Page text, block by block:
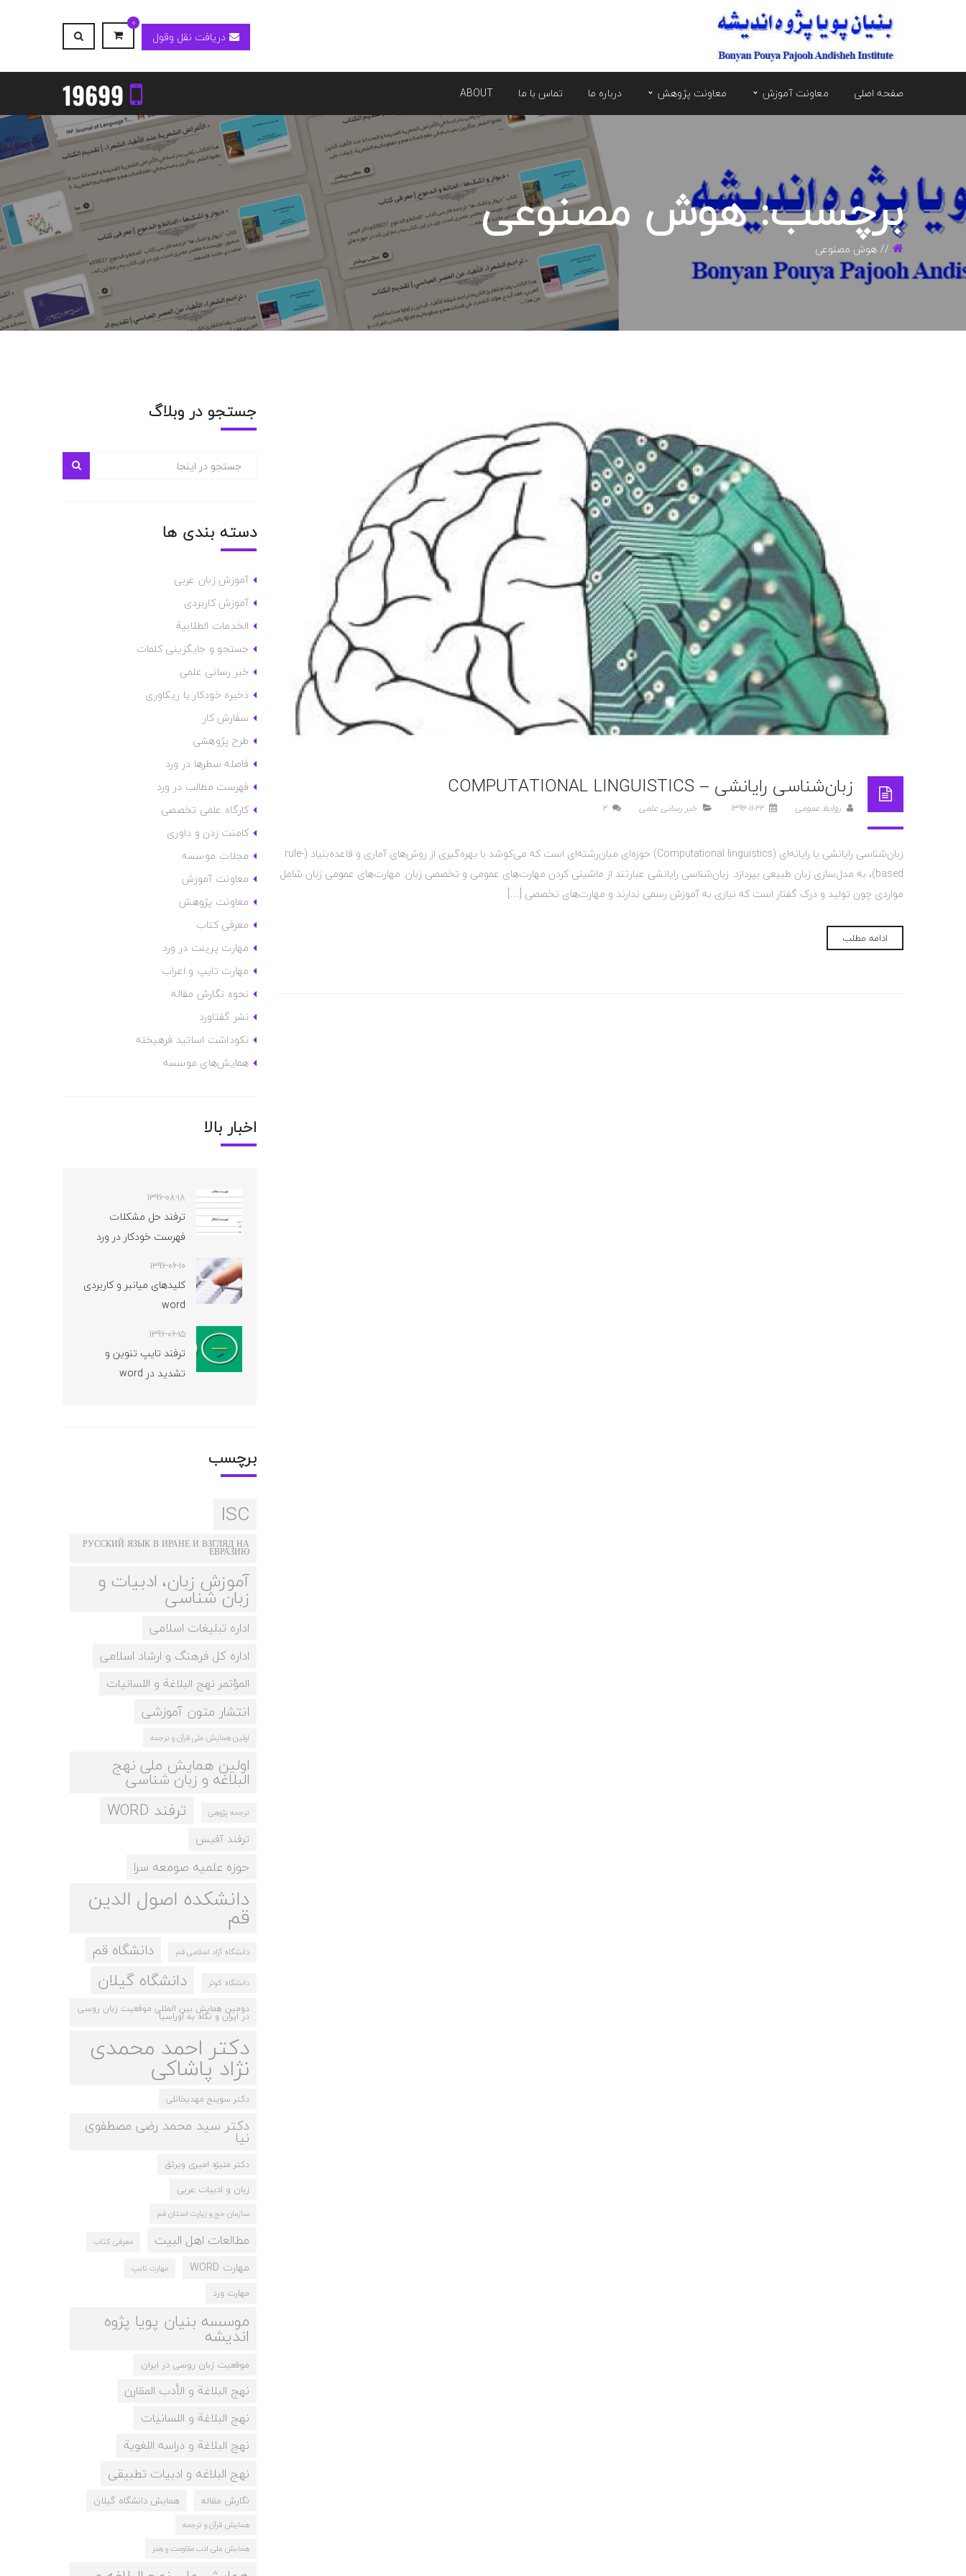
دریافت نقل وقول
0
صفحه اصلی معاونت آموزش معاونت پژوهش درباره ما تماس با ما ABOUT
19699
برچسب: هوش مصنوعی
هوش مصنوعی
زبان‌شناسی رایانشی – COMPUTATIONAL LINGUISTICS
روابط عمومی 1396-11-22 خبر رسانی علمی 2
زبان‌شناسی رایانشی یا رایانه‌ای (Computational linguistics) حوزه‌ای میان‌رشته‌ای است که می‌کوشد با بهره‌گیری از روش‌های آماری و قاعده‌بنیاد (rule-
based)، به مدل‌سازی زبان طبیعی بپردازد. زبان‌شناسی رایانشی عبارتند از ماشینی کردن مهارت‌های عمومی و تخصصی زبان. مهارت‌های عمومی زبان شامل
مواردی چون تولید و درک گفتار است که نیازی به آموزش رسمی ندارند و مهارت‌های تخصصی […]
ادامه مطلب
جستجو در وبلاگ
دسته بندی ها
آموزش زبان عربی
آموزش کاربردی
الخدمات الطلابية
جستجو و جایگزینی کلمات
خبر رسانی علمی
ذخیره خودکار یا ریکاوری
سفارش کار
طرح پژوهشی
فاصله سطرها در ورد
فهرست مطالب در ورد
کارگاه علمی تخصصی
کامنت زدن و داوری
مجلات موسسه
معاونت آموزش
معاونت پژوهش
معرفی کتاب
مهارت پرینت در ورد
مهارت تایپ و اعراب
نحوه نگارش مقاله
نشر گفتاورد
نکوداشت اساتید فرهیخته
همایش‌های موسسه
اخبار بالا
1396-08-18
ترفند حل مشکلات
فهرست خودکار در ورد
1396-06-10
کلیدهای میانبر و کاربردی
word
1396-06-15
ترفند تایپ تنوین و
تشدید در word
برچسب
ISC
РУССКИЙ ЯЗЫК В ИРАНЕ И ВЗГЛЯД НА
ЕВРАЗИЮ
آموزش زبان، ادبیات و
زبان شناسی
اداره تبلیغات اسلامی
اداره کل فرهنگ و ارشاد اسلامی
المؤتمر نهج البلاغة و اللسانيات
انتشار متون آموزشی
اولین همایش ملی قرآن و ترجمه
اولین همایش ملی نهج
البلاغه و زبان شناسی
ترجمه پژوهی ترفند WORD
ترفند آفیس
حوزه علمیه صومعه سرا
دانشکده اصول الدین
قم
دانشگاه آزاد اسلامی قم دانشگاه قم
دانشگاه کوثر دانشگاه گیلان
دومین همایش بین المللی موقعیت زبان روسی
در ایران و نگاه به اوراسیا
دکتر احمد محمدی
نژاد پاشاکی
دکتر سوینج مهدیخانلی
دکتر سید محمد رضی مصطفوی
نیا
دکتر منیژه امیری ویرثق
زبان و ادبیات عربی
سازمان حج و زیارت استان قم
مطالعات اهل البیت معرفی کتاب
مهارت WORD مهارت تایپ
مهارت ورد
موسسه بنیان پویا پژوه
اندیشه
موقعیت زبان روسی در ایران
نهج البلاغة و الأدب المقارن
نهج البلاغة و اللسانيات
نهج البلاغة و دراسه اللغویة
نهج البلاغه و ادبيات تطبيقی
نگارش مقاله همایش دانشگاه گیلان
همایش قرآن و ترجمه
همایش ملی ادب مقاومت و هنر